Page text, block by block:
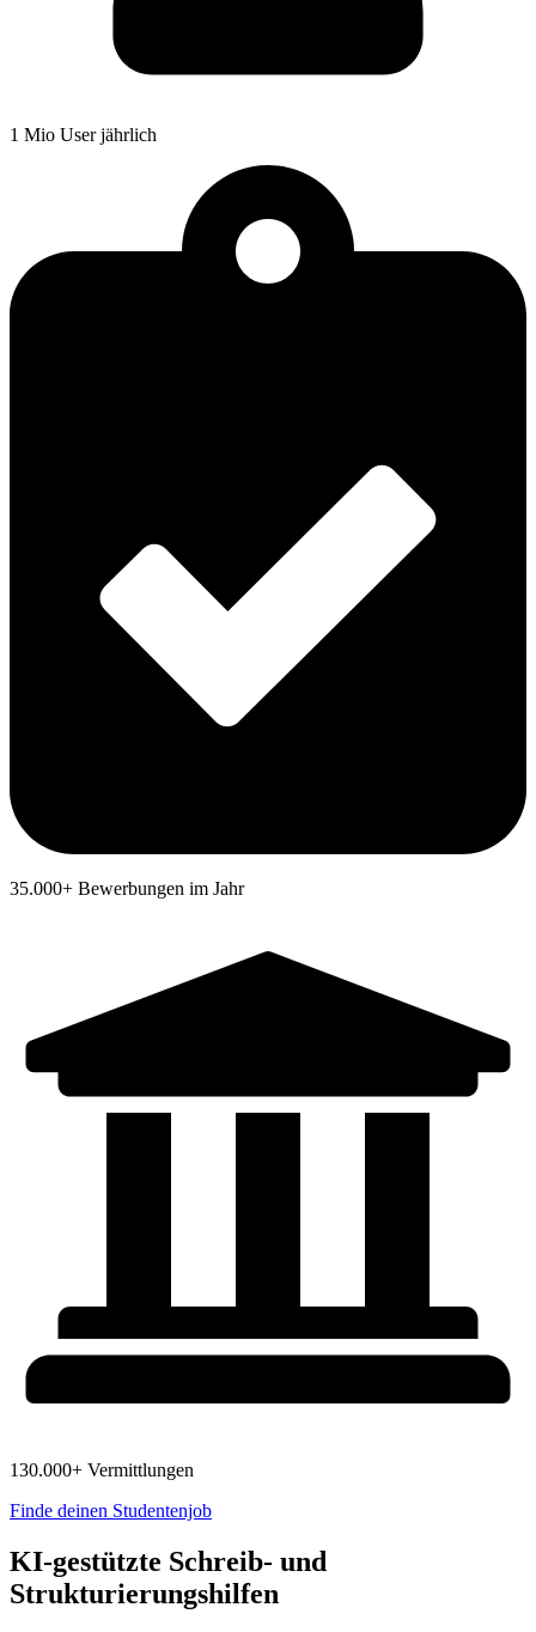
1 Mio User jährlich
35.000+ Bewerbungen im Jahr
130.000+ Vermittlungen
Finde deinen Studentenjob
KI-gestützte Schreib- und
Strukturierungshilfen